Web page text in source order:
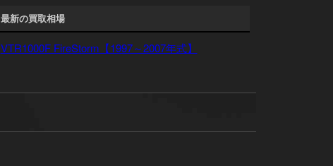
最新の買取相場
VTR1000F FireStorm【1997～2007年式】